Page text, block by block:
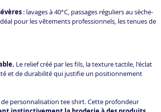
: lavages à 40°C, passages réguliers au sèche-
pour les vêtements professionnels, les tenues de
Le relief créé par les fils, la texture tactile, l'éclat
et de durabilité qui justifie un positionnement
personnalisation tee shirt. Cette profondeur